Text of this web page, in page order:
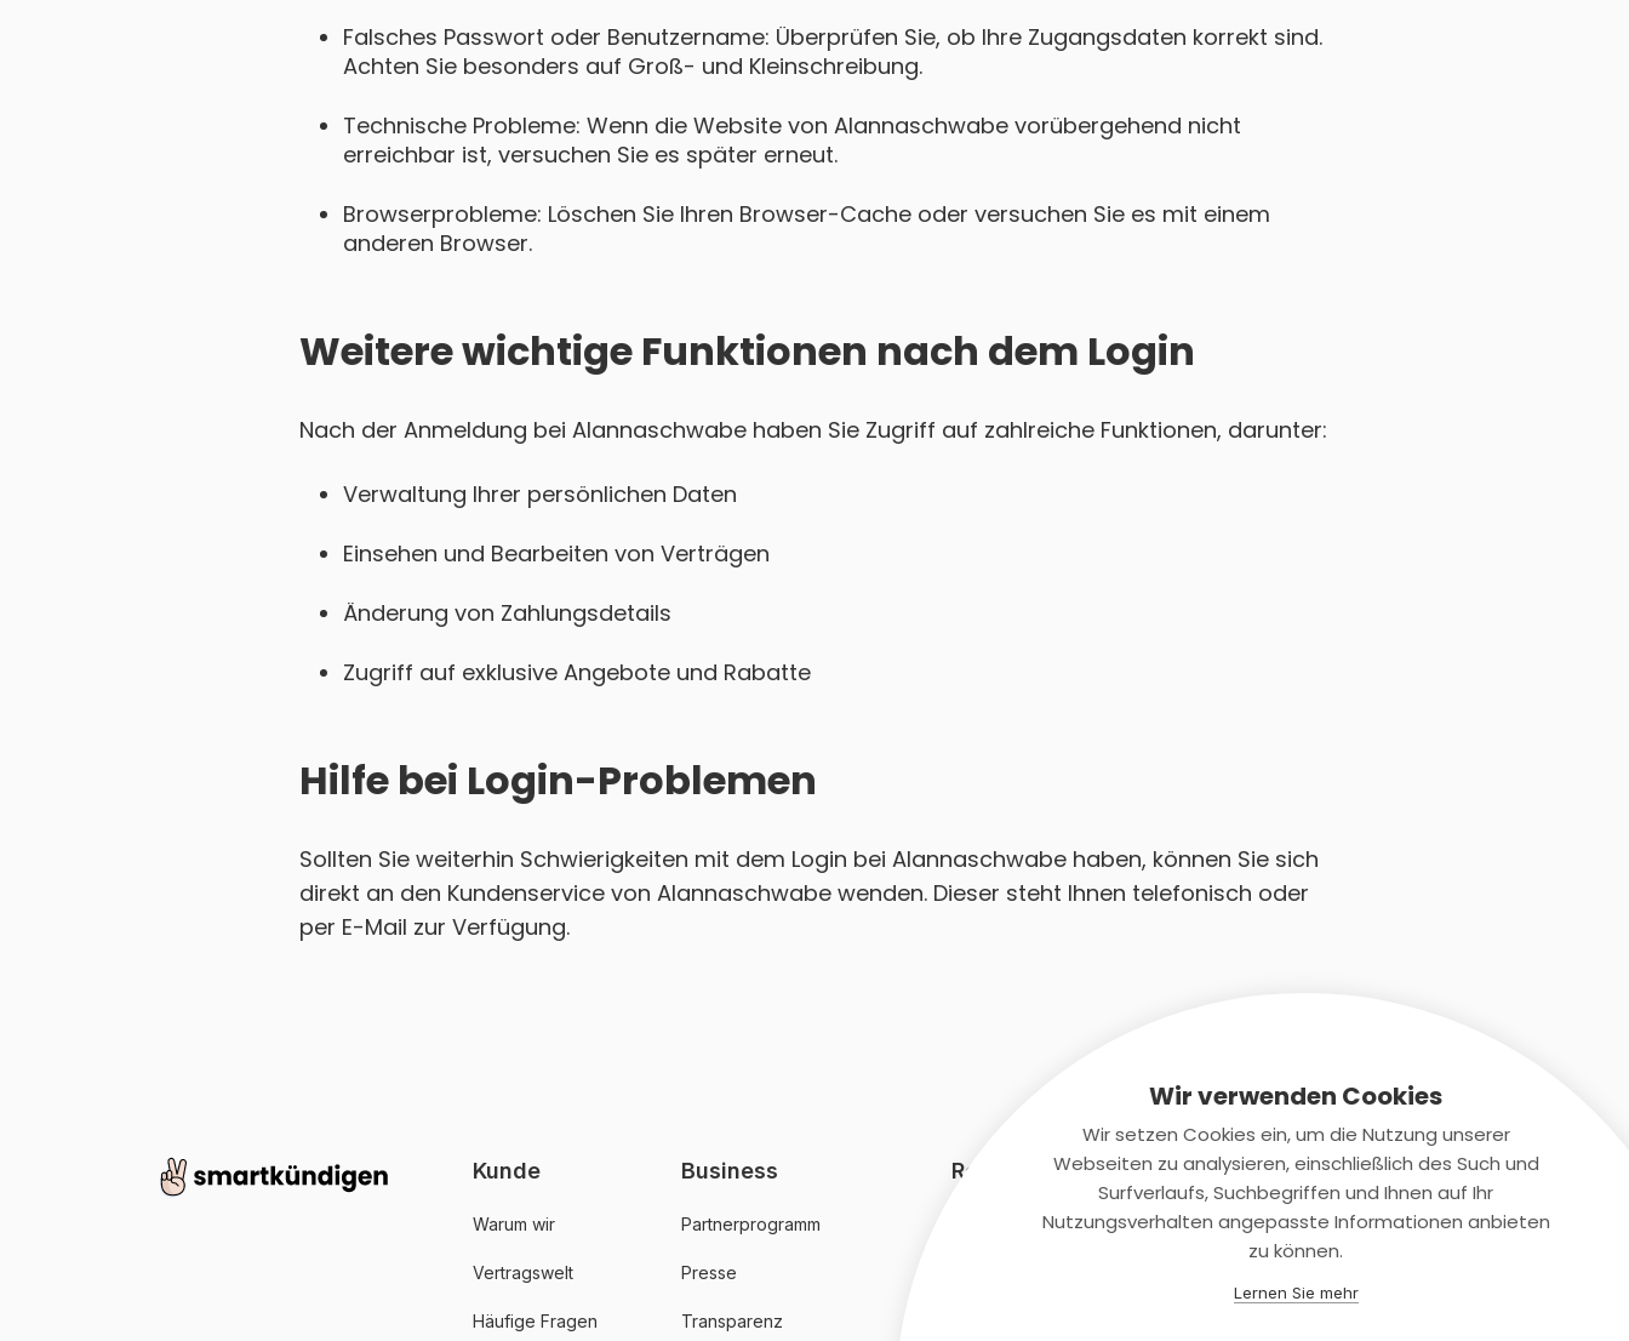
Falsches Passwort oder Benutzername: Überprüfen Sie, ob Ihre Zugangsdaten korrekt sind.
Achten Sie besonders auf Groß- und Kleinschreibung.
Technische Probleme: Wenn die Website von Alannaschwabe vorübergehend nicht
erreichbar ist, versuchen Sie es später erneut.
Browserprobleme: Löschen Sie Ihren Browser-Cache oder versuchen Sie es mit einem
anderen Browser.
Weitere wichtige Funktionen nach dem Login
Nach der Anmeldung bei Alannaschwabe haben Sie Zugriff auf zahlreiche Funktionen, darunter:
Verwaltung Ihrer persönlichen Daten
Einsehen und Bearbeiten von Verträgen
Änderung von Zahlungsdetails
Zugriff auf exklusive Angebote und Rabatte
Hilfe bei Login-Problemen
Sollten Sie weiterhin Schwierigkeiten mit dem Login bei Alannaschwabe haben, können Sie sich
direkt an den Kundenservice von Alannaschwabe wenden. Dieser steht Ihnen telefonisch oder
per E-Mail zur Verfügung.
Kunde
Warum wir
Vertragswelt
Häufige Fragen
Business
Partnerprogramm
Presse
Transparenz
Rechtliches Kontaktiere uns
+(49)2131/708-4280
Wir verwenden Cookies
Wir setzen Cookies ein, um die Nutzung unserer
Webseiten zu analysieren, einschließlich des Such und
Surfverlaufs, Suchbegriffen und Ihnen auf Ihr
Nutzungsverhalten angepasste Informationen anbieten
zu können.
Lernen Sie mehr